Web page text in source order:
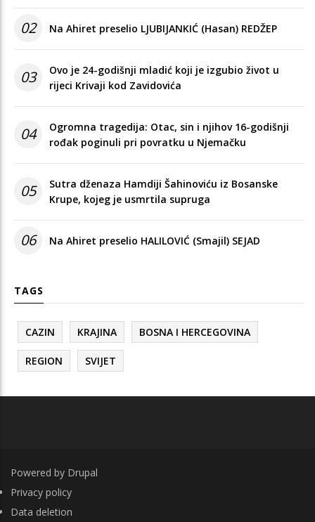
02 Na Ahiret preselio LJUBIJANKIĆ (Hasan) REDŽEP
03
Ovo je 24-godišnji mladić koji je izgubio život u
rijeci Krivaji kod Zavidovića
04
Ogromna tragedija: Otac, sin i njihov 16-godišnji
rođak poginuli pri povratku u Njemačku
05
Sutra dženaza Hamdiji Šahinoviću iz Bosanske
Krupe, kojeg je usmrtila supruga
06 Na Ahiret preselio HALILOVIĆ (Smajil) SEJAD
TAGS
CAZIN KRAJINA BOSNA I HERCEGOVINA
REGION SVIJET
Powered by Drupal
FOOTER
Privacy policy
Data deletion